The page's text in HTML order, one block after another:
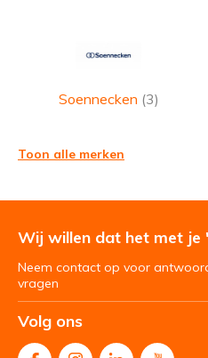
Soennecken (3)
Toon alle merken
Wij willen dat het met je
Neem contact op voor
vragen
Volg ons